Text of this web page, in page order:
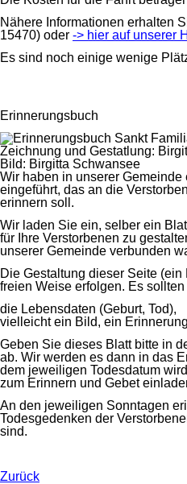
Nähere Informationen erhalten
15470) oder -> hier auf unserer
Es sind noch einige wenige
Erinnerungsbuch
Bild: Birgitta Schwansee
Wir haben in unserer Gemeinde
eingeführt, das an die
erinnern soll.
Wir laden Sie ein, selber ein
für Ihre Verstorbenen zu
unserer Gemeinde verbunden
Die Gestaltung dieser Seite
freien Weise erfolgen. Es sollten
die Lebensdaten (Geburt, Tod),
vielleicht ein Bild, ein
Geben Sie dieses Blatt bitte in
ab. Wir werden es dann in das
dem jeweiligen Todesdatum
zum Erinnern und Gebet
An den jeweiligen Sonntagen
Todesgedenken der
sind.
Zurück